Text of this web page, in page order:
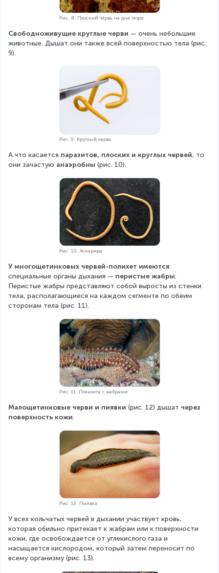
Рис. 8. Плоский червь на дне моря
Свободноживущие круглые черви — очень небольшие
животные. Дышат они также всей поверхностью тела (рис.
9).
Рис. 9. Круглый червь
А что касается паразитов, плоских и круглых червей, то
они зачастую анаэробны (рис. 10).
Рис. 10. Аскарида
У многощетинковых червей-полихет имеются
специальные органы дыхания — перистые жабры.
Перистые жабры представляют собой выросты из стенки
тела, располагающиеся на каждом сегменте по обеим
сторонам тела (рис. 11).
Рис. 11. Полихета с жабрами
Малощетинковые черви и пиявки (рис. 12) дышат через
поверхность кожи.
Рис. 12. Пиявка
У всех кольчатых червей в дыхании участвует кровь,
которая обильно притекает к жабрам или к поверхности
кожи, где освобождается от углекислого газа и
насыщается кислородом, который затем переносит по
всему организму (рис. 13).